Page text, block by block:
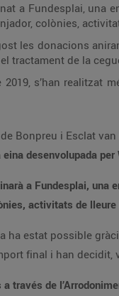
a Fundesplai, una
colònies,
les donacions
tractament de la
2019, s’han realitzat
Bonpreu i Esclat
desenvolupada per
a Fundesplai,
activitats de
ha estat possible
final i han
través de